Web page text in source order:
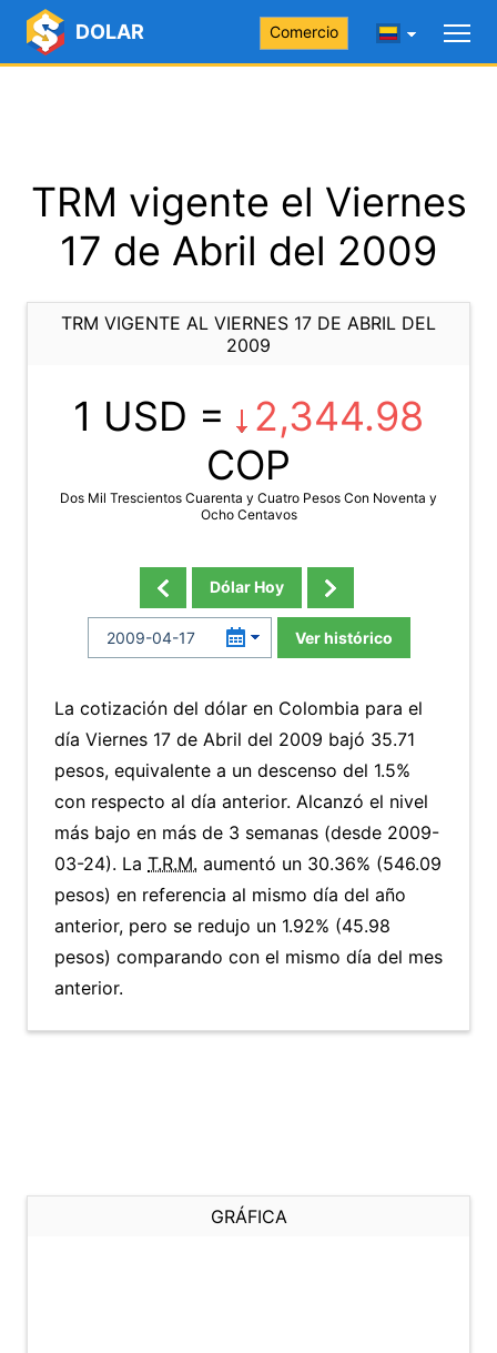
DOLAR Comercio
TRM vigente el Viernes
17 de Abril del 2009
TRM VIGENTE AL VIERNES 17 DE ABRIL DEL
2009
1 USD =
2,344.98
COP
Dos Mil Trescientos Cuarenta y Cuatro Pesos Con Noventa y
Ocho Centavos
Dólar Hoy
Ver histórico
La cotización del dólar en Colombia para el
día Viernes 17 de Abril del 2009 bajó 35.71
pesos, equivalente a un descenso del 1.5%
con respecto al día anterior. Alcanzó el nivel
más bajo en más de 3 semanas (desde 2009-
03-24). La T.R.M. aumentó un 30.36% (546.09
pesos) en referencia al mismo día del año
anterior, pero se redujo un 1.92% (45.98
pesos) comparando con el mismo día del mes
anterior.
GRÁFICA